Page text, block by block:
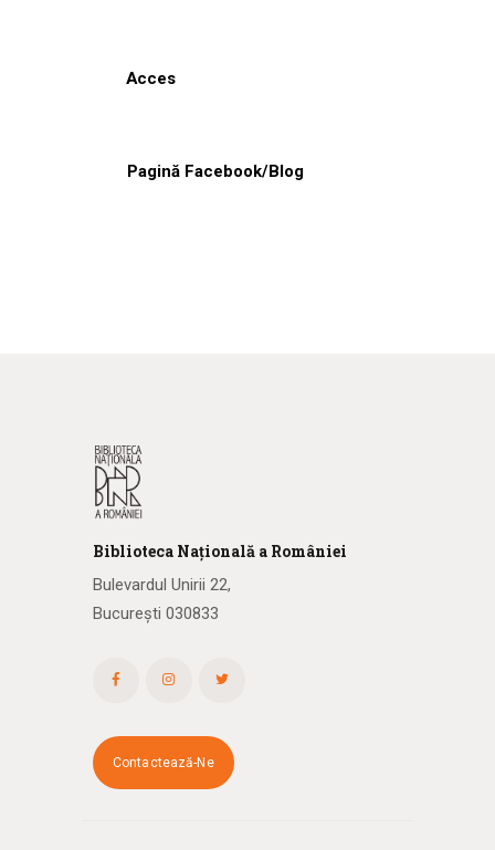
Acces
Pagină Facebook/Blog
Biblioteca Națională a României
Bulevardul Unirii 22,
București 030833
Contactează-Ne